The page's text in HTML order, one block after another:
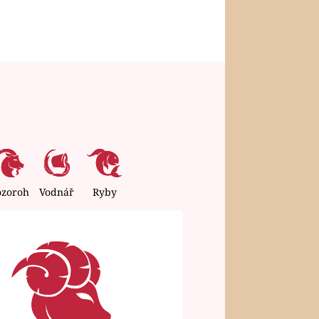
Vodnář Ryby